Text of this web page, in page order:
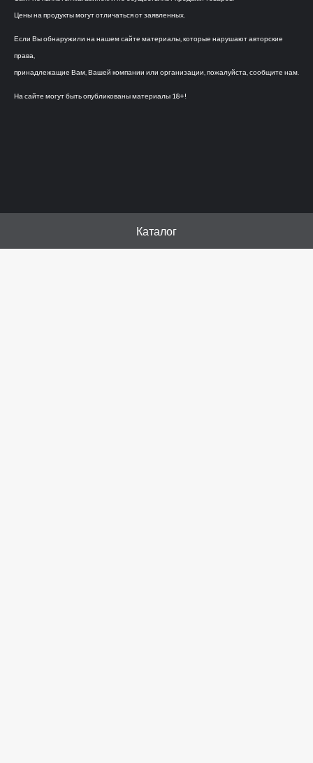
Цены на продукты могут отличаться от заявленных.
Если Вы обнаружили на нашем сайте материалы, которые нарушают авторские
права,
принадлежащие Вам, Вашей компании или организации, пожалуйста, сообщите нам.
На сайте могут быть опубликованы материалы 18+!
Каталог